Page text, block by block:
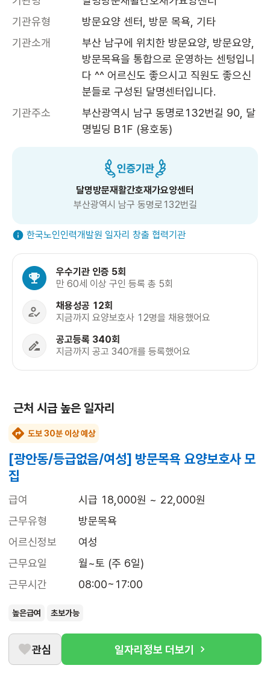
기관유형
방문요양 센터, 방문 목욕, 기타
기관소개
부산 남구에 위치한 방문요양, 방문요양,
방문목욕을 통합으로 운영하는 센텅입니
다 ^^ 어르신도 좋으시고 직원도 좋으신
분들로 구성된 달명센터입니다.
기관주소
부산광역시 남구 동명로132번길 90, 달
명빌딩 B1F (용호동)
달명방문재활간호재가요양센터
부산광역시 남구 동명로132번길
한국노인인력개발원 일자리 창출 협력기관
우수기관 인증 5회
만 60세 이상 구인 등록 총 5회
채용성공 12회
지금까지 요양보호사 12명을 채용했어요
공고등록 340회
지금까지 공고 340개를 등록했어요
근처 시급 높은 일자리
도보 30분 이상 예상
[광안동/등급없음/여성] 방문목욕 요양보호사 모
집
급여
시급 18,000원 ~ 22,000원
근무유형
방문목욕
어르신정보
여성
근무요일
월~토 (주 6일)
근무시간
08:00~17:00
높은급여 초보가능
관심 일자리정보 더보기